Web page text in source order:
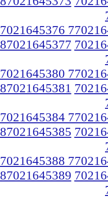
7021645376
87021645377
7021645380
87021645381
7021645384
87021645385
7021645388
87021645389